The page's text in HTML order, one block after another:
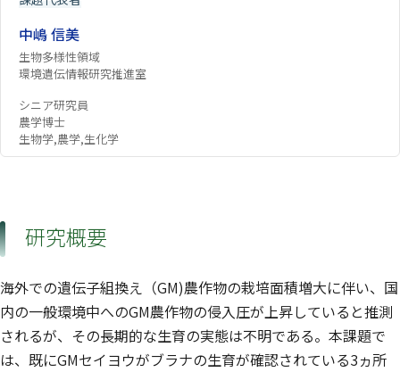
中嶋 信美
生物多様性領域
環境遺伝情報研究推進室
シニア研究員
農学博士
生物学,農学,生化学
研究概要
海外での遺伝子組換え（GM)農作物の栽培面積増大に伴い、国
内の一般環境中へのGM農作物の侵入圧が上昇していると推測
されるが、その長期的な生育の実態は不明である。本課題で
は、既にGMセイヨウがブラナの生育が確認されている3ヵ所